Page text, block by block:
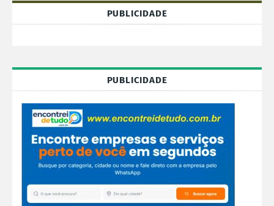
PUBLICIDADE
PUBLICIDADE